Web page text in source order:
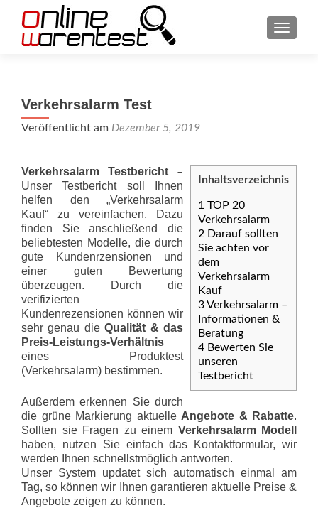
Verkehrsalarm Test
Veröffentlicht am Dezember 5, 2019
Inhaltsverzeichnis
1 TOP 20
Verkehrsalarm
2 Darauf sollten
Sie achten vor
dem
Verkehrsalarm
Kauf
3Verkehrsalarm –
Informationen &
Beratung
4 Bewerten Sie
unseren
Testbericht
Verkehrsalarm Testbericht –
Unser Testbericht soll Ihnen
helfen den „Verkehrsalarm
Kauf“ zu vereinfachen. Dazu
finden Sie anschließend die
beliebtesten Modelle, die durch
gute Kundenrzensionen und
einer guten Bewertung
überzeugen. Durch die
verifizierten
Kundenrezensionen können wir
sehr genau dieQualität & das
Preis-Leis­tungs-Ver­hält­nis
eines Produktest
(Verkehrsalarm) bestimmen.
Außerdem erkennen Sie durch
die grüne Markierung aktuelle Angebote & Rabatte.
Sollten sie Fragen zu einem Verkehrsalarm Modell
haben, nutzen Sie einfach das Kontaktformular, wir
werden Ihnen schnellstmöglich antworten.
Unser System updatet sich automatisch einmal am
Tag, so können wir Ihnen garantieren aktuelle Preise &
Angebote zeigen zu können.